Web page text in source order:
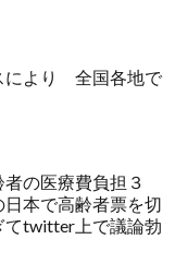
により 全国各地で
の医療費負担３
本で高齢者票を切
てtwitter上で議論勃